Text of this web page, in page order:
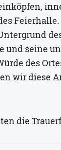
Feierhalle.
und seine
des
wir diese
die